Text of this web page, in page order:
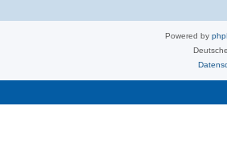
Powered by